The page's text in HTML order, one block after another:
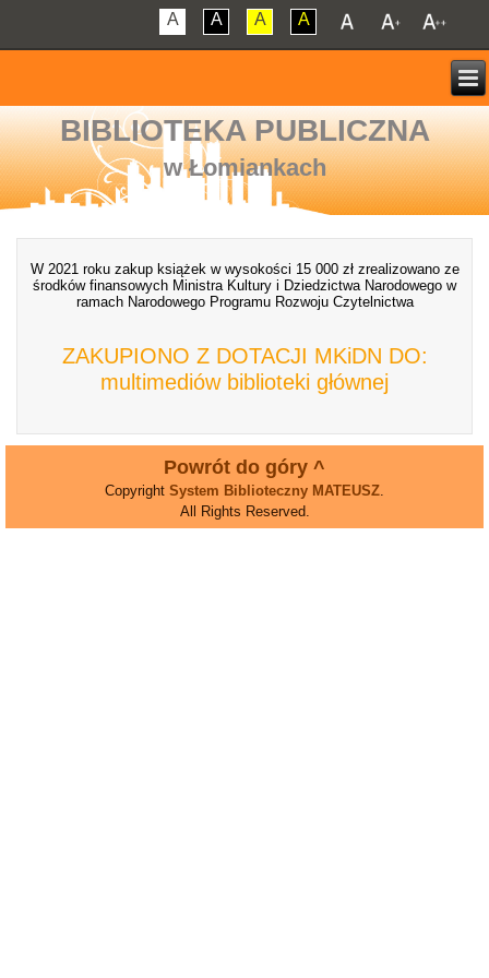
A A A A
BIBLIOTEKA PUBLICZNA
w Łomiankach
W 2021 roku zakup książek w wysokości 15 000 zł zrealizowano ze
środków finansowych Ministra Kultury i Dziedzictwa Narodowego w
ramach Narodowego Programu Rozwoju Czytelnictwa
ZAKUPIONO Z DOTACJI MKiDN DO:
multimediów biblioteki głównej
Powrót do góry ^
Copyright System Biblioteczny MATEUSZ
All Rights Reserved.